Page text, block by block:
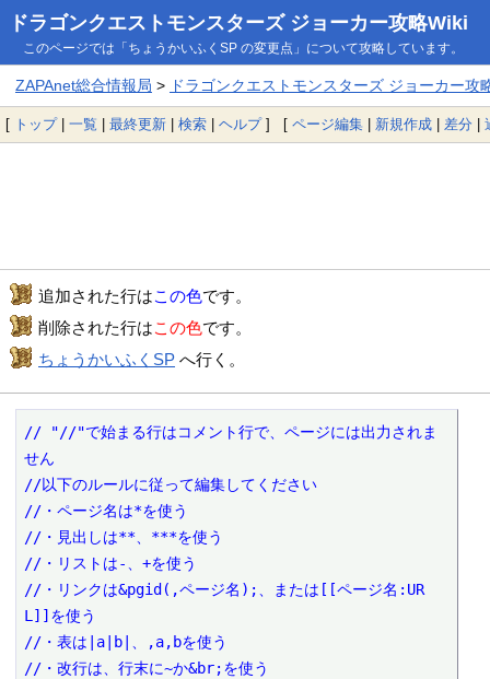
ドラゴンクエストモンスターズ ジョーカー攻略Wiki
このページでは「ちょうかいふくSP の変更点」について攻略しています。
ZAPAnet総合情報局 > ドラゴンクエストモンスターズ ジョーカー攻
[ トップ| 一覧 | 最終更新 | 検索 | ヘルプ] [ ページ編集 | 新規作成 | 差分 |
追加された行はこの色です。
削除された行はこの色です。
ちょうかいふくSP へ行く。
// "//"で始まる行はコメント行で、ページには出力されま
せん
//以下のルールに従って編集してください
//・ページ名は*を使う
//・見出しは**、***を使う
//・リストは-、+を使う
//・リンクは&pgid(,ページ名);、または[[ページ名:UR
L]]を使う
//・表は|a|b|、,a,bを使う
//・改行は、行末に~か&br;を使う